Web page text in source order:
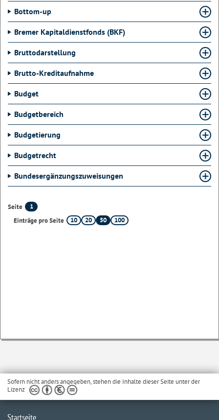
Bottom-up
Bremer Kapitaldienstfonds (BKF)
Bruttodarstellung
Brutto-Kreditaufnahme
Budget
Budgetbereich
Budgetierung
Budgetrecht
Bundesergänzungszuweisungen
Seite
1
Einträge pro Seite
10 20 50 100
Sofern nicht anders angegeben, stehen die Inhalte dieser Seite unter der
Lizenz
Startseite